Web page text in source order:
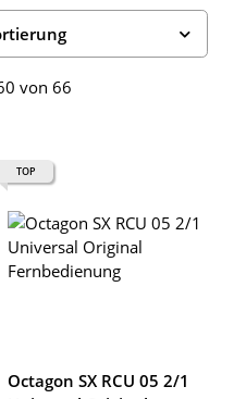
von 66
TOP
Octagon SX RCU 05 2/1